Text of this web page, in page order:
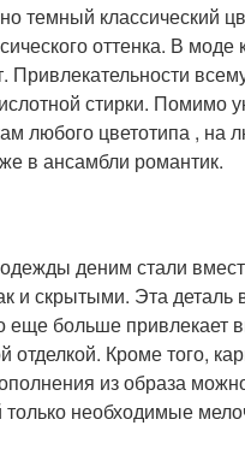
классический
оттенка. В
стирки. Помимо
любого цветотипа , на
в ансамбли романтик.
деним стали
и скрытыми. Эта деталь
еще больше
отделкой. Кроме того,
из образа
только необходимые